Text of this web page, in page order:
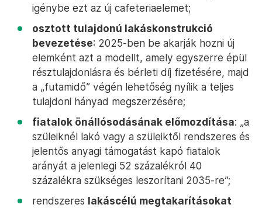
igénybe ezt az új cafeteriaelemet;
osztott tulajdonú lakáskonstrukció
bevezetése: 2025-ben be akarják hozni új
elemként azt a modellt, amely egyszerre épül
résztulajdonlásra és bérleti díj fizetésére, majd
a „futamidő” végén lehetőség nyílik a teljes
tulajdoni hányad megszerzésére;
fiatalok önállósodásának előmozdítása: „a
szüleiknél lakó vagy a szüleiktől rendszeres és
jelentős anyagi támogatást kapó fiatalok
arányát a jelenlegi 52 százalékról 40
százalékra szükséges leszorítani 2035-re”;
rendszeres lakáscélú megtakarításokat